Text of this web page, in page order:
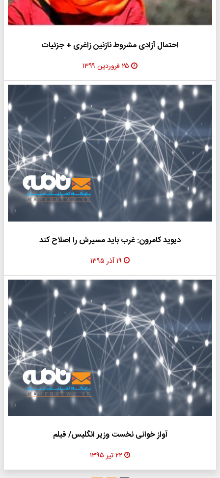
احتمال آزادی مشروط نازنین زاغری + جزئیات
۲۵ فروردین ۱۳۹۹
دیوید کامرون: غرب باید مسیرش را اصلاح کند
۱۹ آذر ۱۳۹۵
آواز خوانی نخست وزیر انگلیس/ فیلم
۲۲ تیر ۱۳۹۵